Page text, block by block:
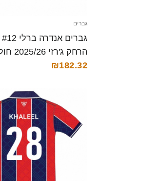
גברים
הרחק ג'רזי 2025/26 חולצה קצרה
₪182.32